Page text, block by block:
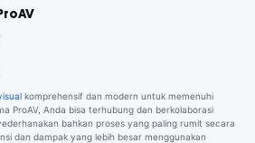
komprehensif dan modern untuk memenuhi
ProAV, Anda bisa terhubung dan berkolaborasi
bahkan proses yang paling rumit secara
dan dampak yang lebih besar menggunakan